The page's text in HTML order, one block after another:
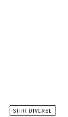
STIRI DIVERSE